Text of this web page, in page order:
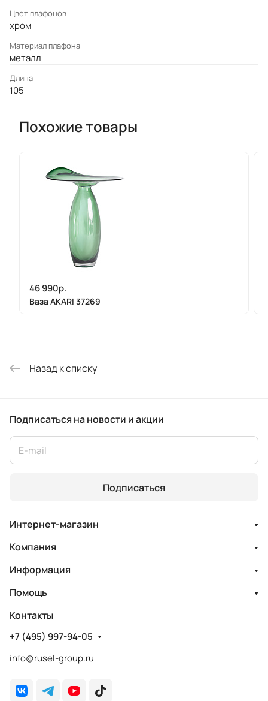
Цвет плафонов
хром
Материал плафона
металл
Длина
105
Похожие товары
46 990р.
Ваза AKARI 37269
Назад к списку
Подписаться на новости и акции
Подписаться
Интернет-магазин
Компания
Информация
Помощь
Контакты
+7 (495) 997-94-05
info@rusel-group.ru